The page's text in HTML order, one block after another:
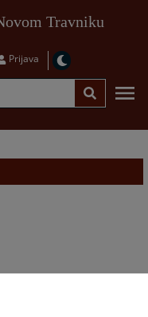
Travniku
Prijava